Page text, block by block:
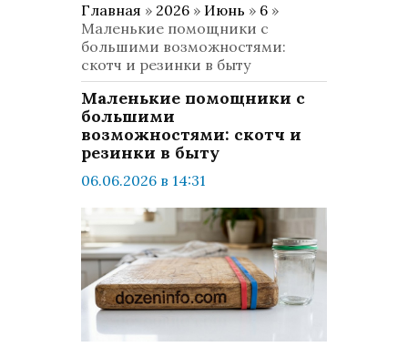
Главная » 2026 » Июнь » 6 »
Маленькие помощники с
большими возможностями:
скотч и резинки в быту
Маленькие помощники с
большими
возможностями: скотч и
резинки в быту
06.06.2026 в 14:31
комментариев: 0
LifeStyle